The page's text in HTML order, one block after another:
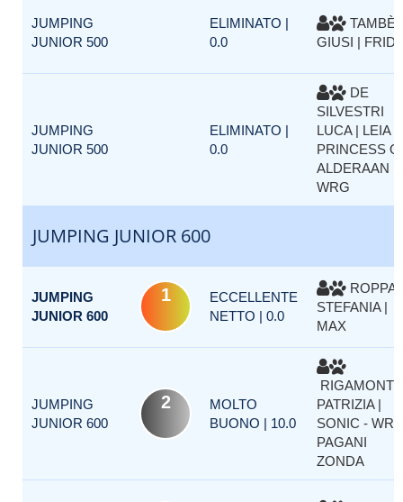
JUMPING
JUNIOR 500
ELIMINATO |
0.0
TAMBÈ
GIUSI |
JUMPING
JUNIOR 500
ELIMINATO |
0.0
DE
SILVESTRI
LUCA | LEIA
PRINCESS
ALDERAAN
WRG
JUMPING JUNIOR 600
JUMPING
JUNIOR 600
1
ECCELLENTE
NETTO | 0.0
ROPPA
STEFANIA |
MAX
JUMPING
JUNIOR 600
2
MOLTO
BUONO | 10.0
RIGAMONTI
PATRIZIA |
SONIC -
PAGANI
ZONDA